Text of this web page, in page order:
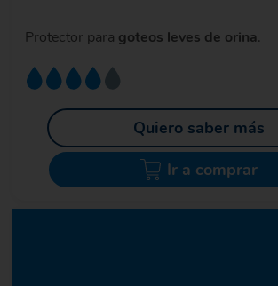
Protector para goteos leves de orina.
Quiero saber más
Ir a comprar